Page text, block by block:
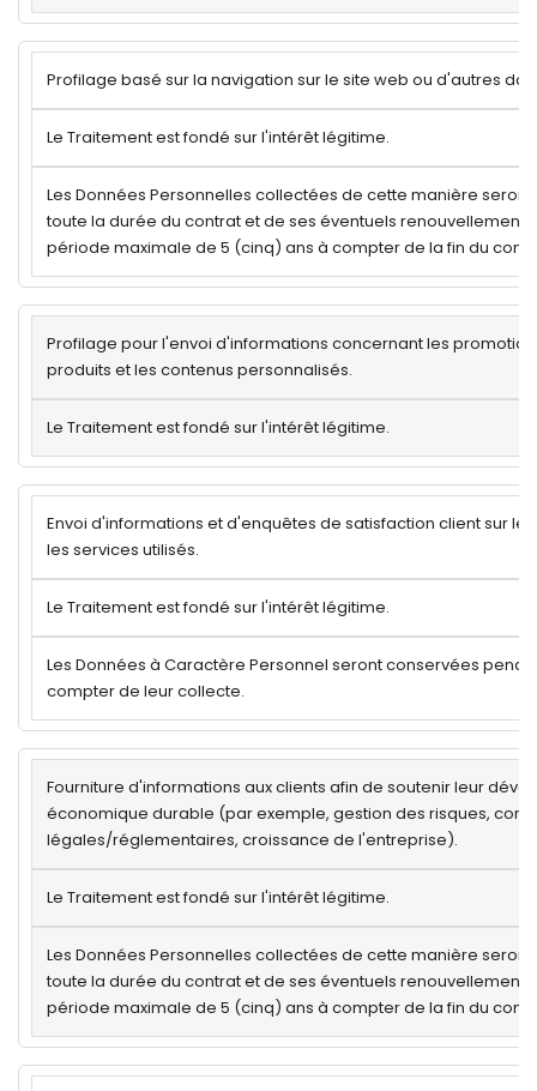
Profilage basé sur la navigation sur le site web ou d'autres
Le Traitement est fondé sur l'intérêt légitime.
Les Données Personnelles collectées de cette manière
toute la durée du contrat et de ses éventuels
période maximale de 5 (cinq) ans à compter de la fin du
Profilage pour l'envoi d'informations concernant les
produits et les contenus personnalisés.
Le Traitement est fondé sur l'intérêt légitime.
Envoi d'informations et d'enquêtes de satisfaction client sur
les services utilisés.
Le Traitement est fondé sur l'intérêt légitime.
Les Données à Caractère Personnel seront conservées
compter de leur collecte.
Fourniture d'informations aux clients afin de soutenir leur
économique durable (par exemple, gestion des risques,
légales/réglementaires, croissance de l'entreprise).
Le Traitement est fondé sur l'intérêt légitime.
Les Données Personnelles collectées de cette manière
toute la durée du contrat et de ses éventuels
période maximale de 5 (cinq) ans à compter de la fin du